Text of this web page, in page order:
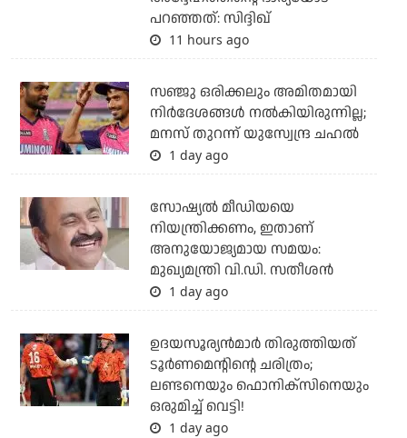
പറഞ്ഞത്: സിദ്ദിഖ്
11 hours ago
സഞ്ജു ഒരിക്കലും അമിതമായി
നിര്‍ദേശങ്ങള്‍ നല്‍കിയിരുന്നില്ല;
മനസ് തുറന്ന് യുസ്വേന്ദ്ര ചഹല്‍
1 day ago
സോഷ്യല്‍ മീഡിയയെ
നിയന്ത്രിക്കണം, ഇതാണ്
അനുയോജ്യമായ സമയം:
മുഖ്യമന്ത്രി വി.ഡി. സതീശന്‍
1 day ago
ഉദയസൂര്യന്‍മാര്‍ തിരുത്തിയത്
ടൂര്‍ണമെന്റിന്റെ ചരിത്രം;
ലണ്ടനെയും ഫൊനിക്‌സിനെയും
ഒരുമിച്ച് വെട്ടി!
1 day ago